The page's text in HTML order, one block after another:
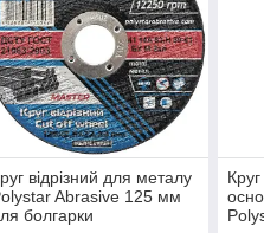
відрізний для металу
Abrasive 125 мм
болгарки